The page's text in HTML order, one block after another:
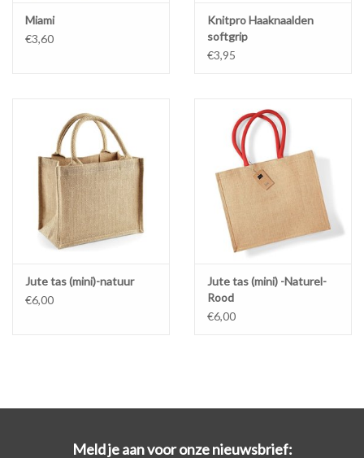
Miami
€3,60
Knitpro Haaknaalden
softgrip
€3,95
Jute tas (mini)-natuur
€6,00
Jute tas (mini) -Naturel-
Rood
€6,00
Meld je aan voor onze nieuwsbrief: